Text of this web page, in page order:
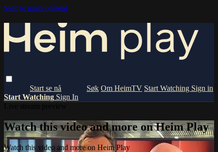
Skip to main content
Om HeimTV Start Watching Sign in
Start Watching Sign In
Watch this video and more on Heim Play
Watch this video and more on Heim Play